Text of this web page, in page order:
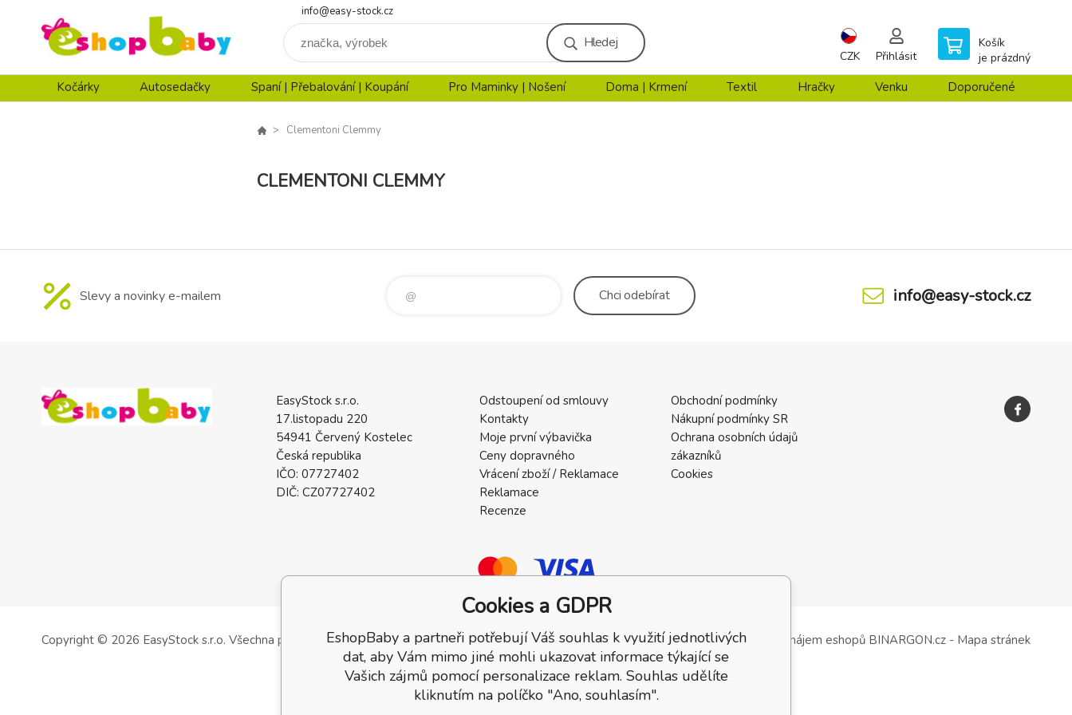
info@easy-stock.cz
Hledej
CZK Přihlásit
Košík
je prázdný
Kočárky Autosedačky Spaní | Přebalování | Koupání Pro Maminky | Nošení Doma | Krmení Textil Hračky Venku Doporučené
Clementoni Clemmy
CLEMENTONI CLEMMY
Slevy a novinky e-mailem Chciodebírat info@easy-stock.cz
EasyStock s.r.o.
17.listopadu 220
54941 Červený Kostelec
Česká republika
IČO: 07727402
DIČ: CZ07727402
Odstoupení od smlouvy
Kontakty
Moje první výbavička
Ceny dopravného
Vrácení zboží / Reklamace
Reklamace
Recenze
Obchodní podmínky
Nákupní podmínky SR
Ochrana osobních údajů
zákazníků
Cookies
Copyright © 2026 EasyStock s.r.o. Všechna práva vyhrazena. Tvorba a pronájem eshopů BINARGON.cz - Mapa stránek
Cookies a GDPR
EshopBaby a partneři potřebují Váš souhlas k využití jednotlivých
dat, aby Vám mimo jiné mohli ukazovat informace týkající se
Vašich zájmů pomocí personalizace reklam. Souhlas udělíte
kliknutím na políčko "Ano, souhlasím".